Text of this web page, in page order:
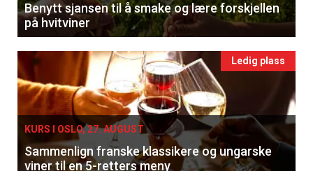
Benytt sjansen til å smake og lære forskjellen
på hvitviner
Ledig plass
KURS I OSLO, 27. AUGUST
Sammenlign franske klassikere og ungarske
viner til en 5-retters meny